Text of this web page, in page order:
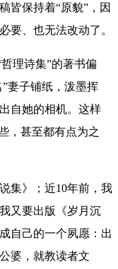
皆保持着“原貌”，因
要、也无法改动了。
理诗集”的著书偏
妻子铺纸，泼墨挥
自她的相机。这样
，甚至都有点为之
集》；近10年前，我
又要出版《岁月沉
自己的一个夙愿：出
婆，就教读者文